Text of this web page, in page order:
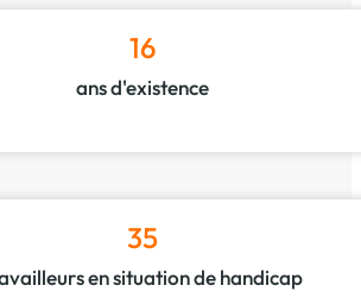
16
ans d'existence
35
en situation de handicap